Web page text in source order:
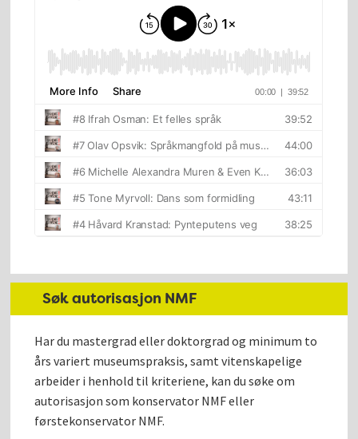
Søk autorisasjon NMF
Har du mastergrad eller doktorgrad og minimum to
års variert museumspraksis, samt vitenskapelige
arbeider i henhold til kriteriene, kan du søke om
autorisasjon som konservator NMF eller
førstekonservator NMF.